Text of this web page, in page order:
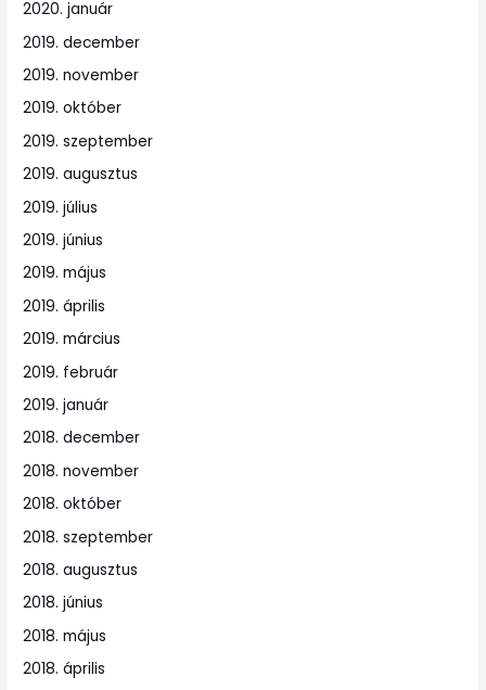
2020. január
2019. december
2019. november
2019. október
2019. szeptember
2019. augusztus
2019. július
2019. június
2019. május
2019. április
2019. március
2019. február
2019. január
2018. december
2018. november
2018. október
2018. szeptember
2018. augusztus
2018. június
2018. május
2018. április